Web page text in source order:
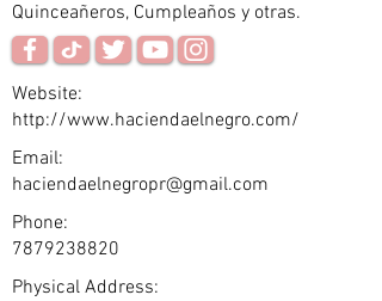
Quinceañeros, Cumpleaños y otras.
Website:
http://www.haciendaelnegro.com/
Email:
haciendaelnegropr@gmail.com
Phone:
7879238820
Physical Address: